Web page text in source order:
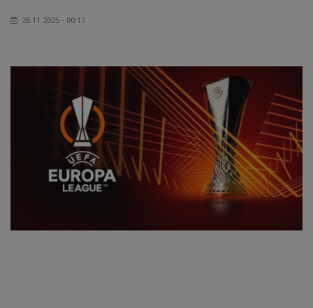
28.11.2025 - 00:17